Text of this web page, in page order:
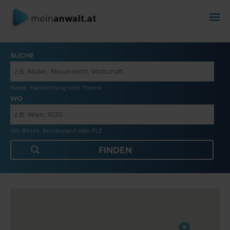
SUCHE
Name, Fachrichtung oder Thema
WO
Ort, Bezirk, Bundesland oder PLZ